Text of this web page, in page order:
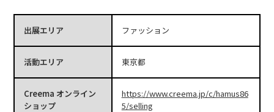
出展エリア ファッション
活動エリア 東京都
Creema オンライン
ショップ
https://www.creema.jp/c/hamus86
5/selling